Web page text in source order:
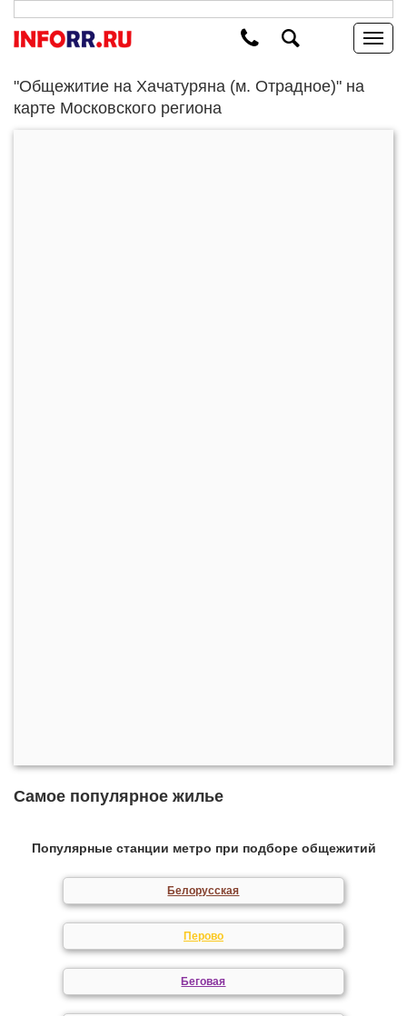
"Общежитие на Хачатуряна (м. Отрадное)" на
карте Московского региона
Самое популярное жилье
Популярные станции метро при подборе общежитий
Белорусская
Перово
Беговая